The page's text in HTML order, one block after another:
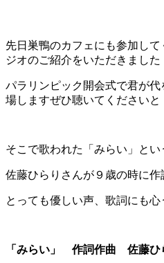
先日巣鴨のカフェにも参加し
ジオのご紹介をいただきました
パラリンピック開会式で君が
場しますぜひ聴いてくださいと
そこで歌われた「みらい」と
佐藤ひらりさんが９歳の時に
とっても優しい声、歌詞にも心
「みらい」 作詞作曲 佐藤ひ